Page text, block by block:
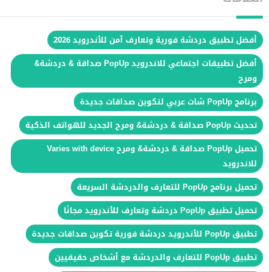
أفضل تطبيق دردشة فورية وتعارف آمن للأندرويد 2026
أفضل تطبيقات اجتماعي للاندرويد PopUp صداقة & دردشة&
ومرح
برنامج PopUp شات عربي لتكوين صداقات جديدة
تحديث PopUp صداقة & دردشة& ومرح الجديد للهواتف الذكية
تحميل PopUp صداقة & دردشة& ومرح Varies with device
للاندرويد
تحميل برنامج PopUp للتعارف والدردشة السريعة
تحميل تطبيق PopUp دردشة وتعارف للأندرويد مجانًا
تطبيق PopUp للأندرويد دردشة فورية تكوين صداقات جديدة
تطبيق PopUp للتعارف والدردشة مع أشخاص حقيقيين